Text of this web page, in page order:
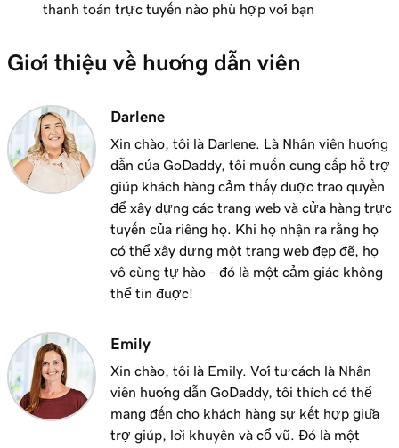
Bài học 9 (trong số 9)
phẩm
thanh toán trực tuyến nào phù hợp với bạn
Giới thiệu về hướng dẫn viên
Darlene
Xin chào, tôi là Darlene. Là Nhân viên hướng
dẫn của GoDaddy, tôi muốn cung cấp hỗ trợ
giúp khách hàng cảm thấy được trao quyền
để xây dựng các trang web và cửa hàng trực
tuyến của riêng họ. Khi họ nhận ra rằng họ
có thể xây dựng một trang web đẹp đẽ, họ
vô cùng tự hào - đó là một cảm giác không
thể tin được!
Emily
Xin chào, tôi là Emily. Với tư cách là Nhân
viên hướng dẫn GoDaddy, tôi thích có thể
mang đến cho khách hàng sự kết hợp giữa
trợ giúp, lời khuyên và cổ vũ. Đó là một